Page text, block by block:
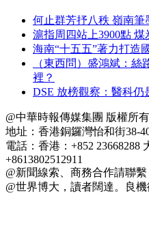
何止群芳抒八秩 嶺南筆
滬指周四站上3900點 煤
海南“十五五”著力打造
（東西問）盛鴻斌：絲
裡？
DSE 放榜觀察：醫科
@中華時報傳媒集團 版權所有
地址：香港銅鑼灣怡和街38-
電話：香港：+852 23668288
+8613802512911
@新聞線索、商務合作請聯繫
@世界博大，讀者闊達。良機